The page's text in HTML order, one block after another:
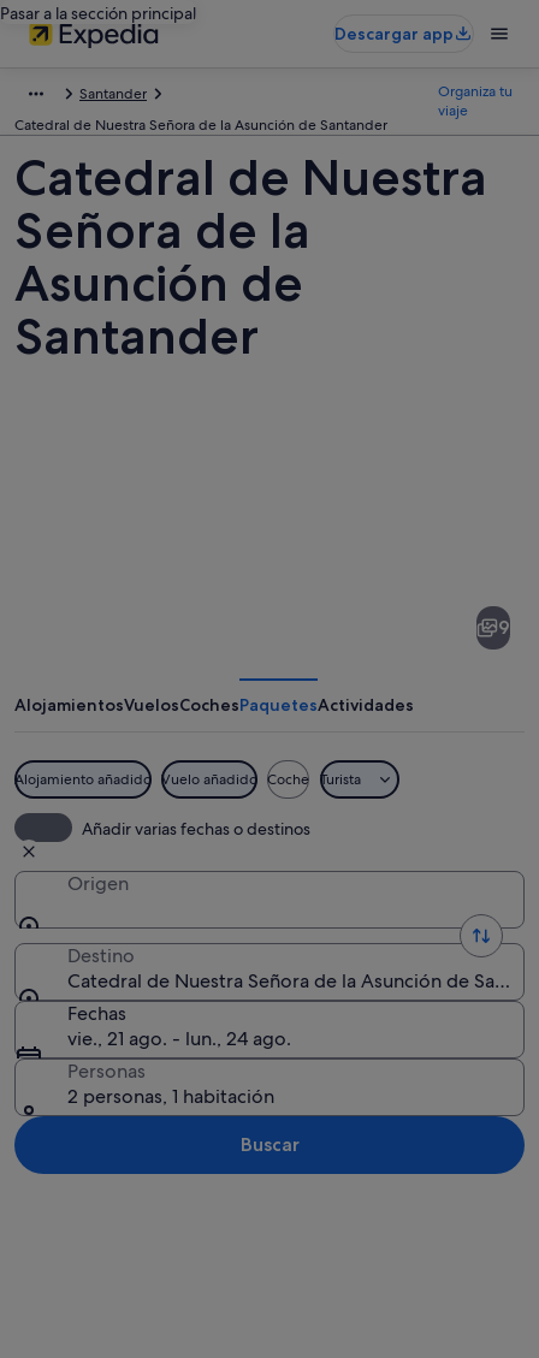
Pasar a la sección principal
Descargar app
Santander
Catedral de Nuestra Señora de la Asunción de Santander
Organiza tu
viaje
Catedral de Nuestra
Señora de la
Asunción de
Santander
Señora
la
Asunción
de
Santander
9
AlojamientosVuelosCochesPaquetesActividades
Alojamiento añadido Vuelo añadido Coche Turista
Añadir varias fechas o destinos
Origen
Destino
Catedral de Nuestra Señora de la Asunción de
Fechas
vie., 21 ago. - lun., 24 ago.
Personas
2 personas, 1 habitación
Buscar